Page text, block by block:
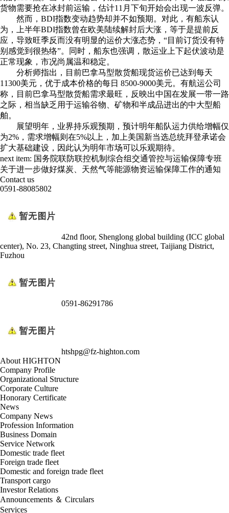
货物需要抢在冰封前运输，估计11月下旬开始会出现一波反弹。
然而，BDI指数变动趋势却并不如预期。对此，有船东认
为，上半年BDI指数曾在欧美陆续解封后大涨，等于是提前反
应，导致旺季反而没有明显的运价大涨态势，“目前订货没有特
别感觉到很热络”。同时，船东也强调，散运业上下起伏波动是
正常现象，市况尚属温和稳定。
分析师指出，目前巴拿马型散货船现货运价已达到每天
11300美元，优于成本价格的每日 8500-9000美元。有航运公司
称，目前巴拿马型散货船需求最旺，反映出中国在发展一带一路
之际，相当缺乏用于运输谷物、矿物和半成品进出的中大型船
舶。
展望明年，业界持乐观预期，预计明年船队运力供给增幅仅
为2%，需求增幅则在5%以上，加上美国新当选总统拜登承诺会
扩大基础建设，因此认为明年市场可以乐观期待。
next item: 国务院联防联控机制综合组交通管控与运输保障专班
关于进一步做好煤炭、天然气等能源物资运输保障工作的通知
Contact us
0591-88085802
42nd floor, Shenglong global building (ICC global
center), No. 23, Changting street, Ninghua street, Taijiang District,
Fuzhou
0591-86291786
htshpg@fz-highton.com
About HIGHTON
Company Profile
Organizational Structure
Corporate Culture
Honorary Certificate
News
Company News
Profession Information
Business Domain
Service Network
Domestic trade fleet
Foreign trade fleet
Domestic and foreign trade fleet
Transport cargo
Investor Relations
Announcements ＆ Circulars
Services